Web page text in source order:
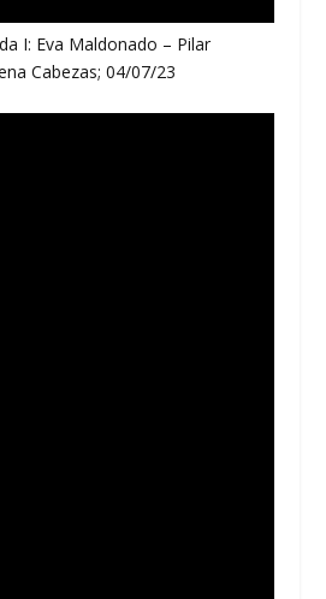
I: Eva Maldonado – Pilar
Cabezas; 04/07/23